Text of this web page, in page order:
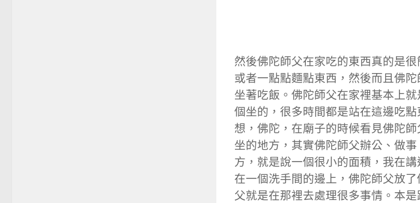
然後佛陀師父在家吃的東西真的是
或者一點點麵點東西，然後而且佛
坐著吃飯。佛陀師父在家裡基本上
個坐的，很多時間都是站在這邊吃
想，佛陀，在廟子的時候看見佛陀
坐的地方，其實佛陀師父辦公、做
方，就是說一個很小的面積，我在
在一個洗手間的邊上，佛陀師父放
父就是在那裡去處理很多事情。本